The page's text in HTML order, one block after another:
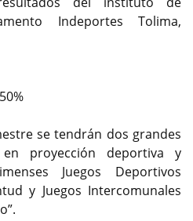
Indeportes Tolima,
se tendrán dos grandes
proyección deportiva y
Juegos Deportivos
y Juegos Intercomunales